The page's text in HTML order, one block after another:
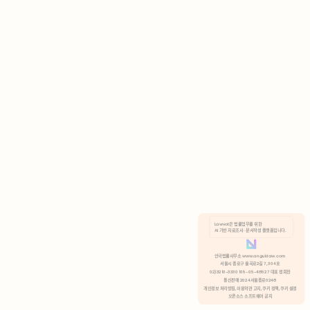
분석 쿠키 허용
Lawvot은 법률업무를 위한
AI 기반 자료조사 · 문서작성 플랫폼입니다.
안국법률사무소 www.anguklaw.com
서울시 종로구 율곡로2길 7, 304호
02)3210-3330 105-05-48527 대표 정희찬
통신판매 2024서울종로0248
개인정보 처리방침, 이용약관 고지, 쿠키 정책, 쿠키 설정
오픈소스 소프트웨어 공지